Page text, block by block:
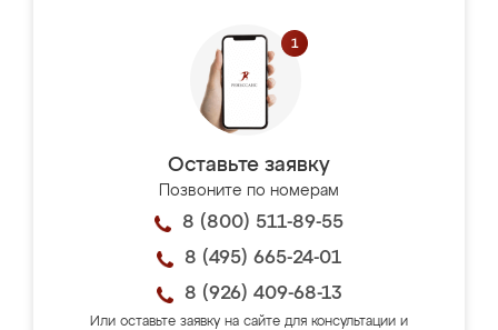
Оставьте заявку
Позвоните по номерам
8 (800) 511-89-55
8 (495) 665-24-01
8 (926) 409-68-13
Или оставьте заявку на сайте для консультации и